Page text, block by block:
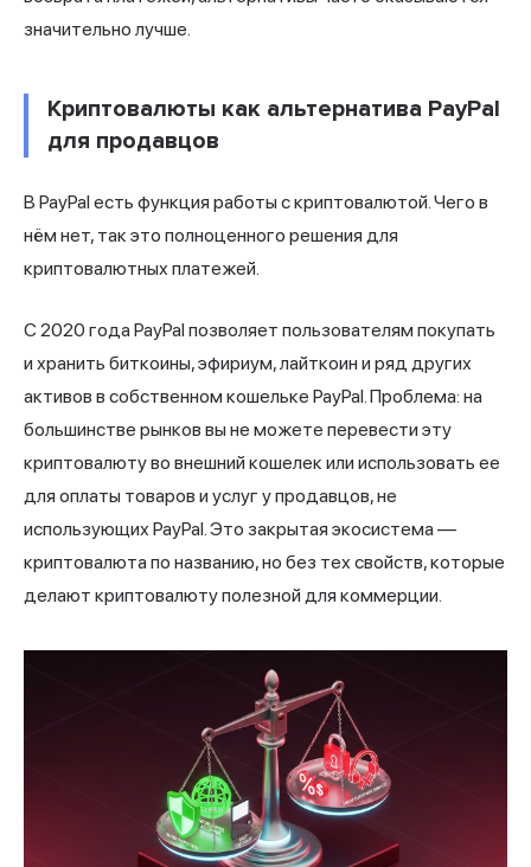
значительно лучше.
Криптовалюты как альтернатива PayPal
для продавцов
В PayPal есть функция работы с криптовалютой. Чего в
нём нет, так это полноценного решения для
криптовалютных платежей.
С 2020 года PayPal позволяет пользователям покупать
и хранить биткоины, эфириум, лайткоин и ряд других
активов в собственном кошельке PayPal. Проблема: на
большинстве рынков вы не можете перевести эту
криптовалюту во внешний кошелек или использовать ее
для оплаты товаров и услуг у продавцов, не
использующих PayPal. Это закрытая экосистема —
криптовалюта по названию, но без тех свойств, которые
делают криптовалюту полезной для коммерции.